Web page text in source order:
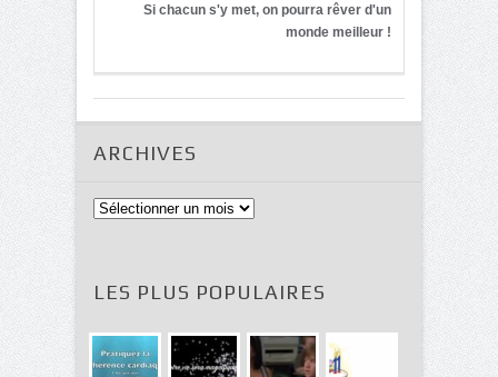
Si chacun s'y met, on pourra rêver d'un
monde meilleur !
ARCHIVES
Archives
LES PLUS POPULAIRES